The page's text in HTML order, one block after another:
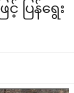
ပြန်ရွေး